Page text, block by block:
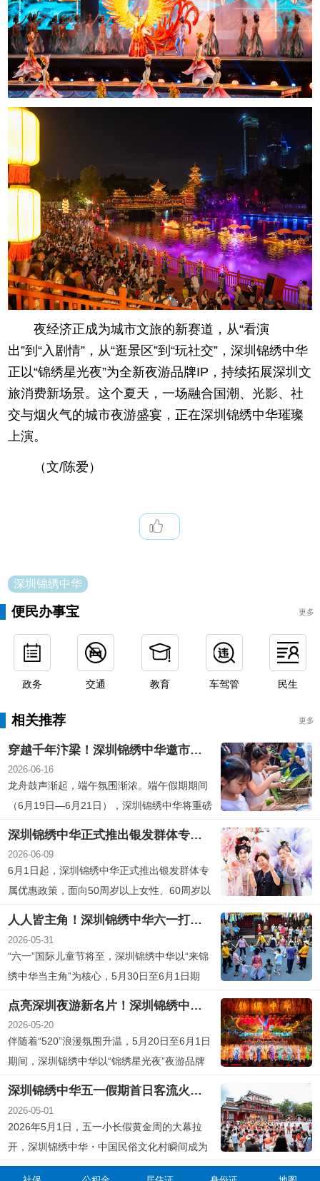
夜经济正成为城市文旅的新赛道，从“看演
出”到“入剧情”，从“逛景区”到“玩社交”，深圳锦绣中华
正以“锦绣星光夜”为全新夜游品牌IP，持续拓展深圳文
旅消费新场景。这个夏天，一场融合国潮、光影、社
交与烟火气的城市夜游盛宴，正在深圳锦绣中华璀璨
上演。
（文/陈爱）
深圳锦绣中华
便民办事宝 更多
政务 交通 教育 车驾管 民生
相关推荐 更多
穿越千年汴梁！深圳锦绣中华邀市民共赴一场“会玩的端午”
2026-06-16
龙舟鼓声渐起，端午氛围渐浓。端午假期期间
（6月19日—6月21日），深圳锦绣中华将重磅
验、传统民俗互动、湖畔休闲度假等系列活
动，让传统节日从“看得见”变成“玩得到”，为市
深圳锦绣中华正式推出银发群体专属优惠政策，50周岁以上女性、60周岁以上男性半价游园
2026-06-09
6月1日起，深圳锦绣中华正式推出银发群体专
属优惠政策，面向50周岁以上女性、60周岁以
上男性推出半价游园优惠，以实际行动深化“文
享生活、感受中华优秀传统文化魅力。据了
解，该惠民举措将贯穿整个6月，符合条件的
人人皆主角！深圳锦绣中华六一打造全民童趣狂欢 ——邀你一起过六一
2026-05-31
“六一”国际儿童节将至，深圳锦绣中华以“来锦
绣中华当主角”为核心，5月30日至6月1日期
式活动与多重优惠福利，让孩子尽情撒欢，让
年轻人找回童真，让长者重温青春记忆，打造
点亮深圳夜游新名片！深圳锦绣中华“超级搭子节”开启城市潮玩夜生活
2026-05-20
伴随着“520”浪漫氛围升温，5月20日至6月1日
期间，深圳锦绣中华以“锦绣星光夜”夜游品牌
集“国风夜游+社交互动+沉浸演艺+烟火美食”于
一体，让传统文化与年轻潮流在夜色中碰撞出
深圳锦绣中华五一假期首日客流火爆！日夜联动非遗国潮持续升温鹏城
2026-05-01
2026年5月1日，五一小长假黄金周的大幕拉
开，深圳锦绣中华・中国民俗文化村瞬间成为
欢乐的海洋，景区内处处人头攒动，热闹非